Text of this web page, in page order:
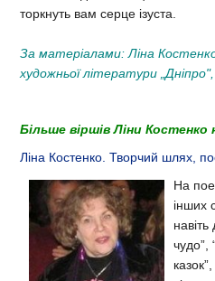
торкнуть вам серце ізуста.
За матеріалами: Ліна
художньої літератури
Більше віршів Ліни
Ліна Костенко. Творчий шлях,
На
інших
чудо”,